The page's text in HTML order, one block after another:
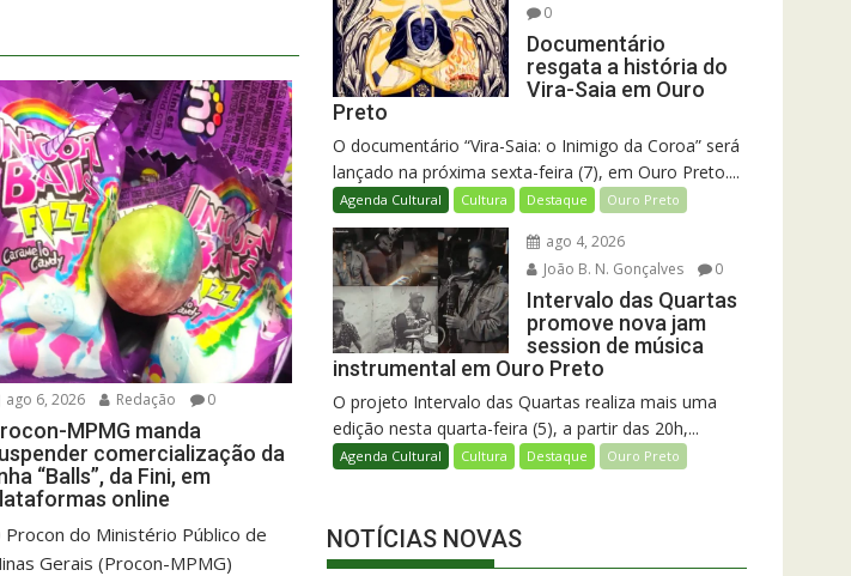
ago 6, 2026 Redação 0
MPMG manda
comercialização da
“Balls”, da Fini, em
online
Procon do Ministério Público de
Gerais (Procon-MPMG)
0
Documentário
resgata a história do
Vira-Saia em Ouro
Preto
O documentário “Vira-Saia: o Inimigo da Coroa” será
lançado na próxima sexta-feira (7), em Ouro Preto....
Agenda Cultural Cultura Destaque Ouro Preto
ago 4, 2026
João B. N. Gonçalves
0
Intervalo das Quartas
promove nova jam
session de música
instrumental em Ouro Preto
O projeto Intervalo das Quartas realiza mais uma
edição nesta quarta-feira (5), a partir das 20h,...
Agenda Cultural Cultura Destaque Ouro Preto
NOTÍCIAS NOVAS